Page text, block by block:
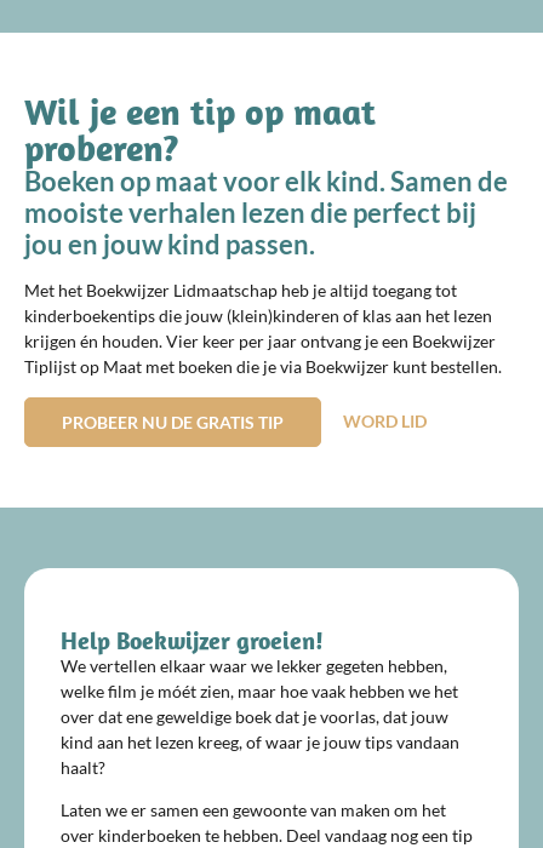
Wil je een tip op maat
proberen?
Boeken op maat voor elk kind. Samen de
mooiste verhalen lezen die perfect bij
jou en jouw kind passen.
Met het Boekwijzer Lidmaatschap heb je altijd toegang tot
kinderboekentips die jouw (klein)kinderen of klas aan het lezen
krijgen én houden. Vier keer per jaar ontvang je een Boekwijzer
Tiplijst op Maat met boeken die je via Boekwijzer kunt bestellen.
PROBEER NU DE GRATIS TIP WORD LID
Help Boekwijzer groeien!
We vertellen elkaar waar we lekker gegeten hebben,
welke film je móét zien, maar hoe vaak hebben we het
over dat ene geweldige boek dat je voorlas, dat jouw
kind aan het lezen kreeg, of waar je jouw tips vandaan
haalt?
Laten we er samen een gewoonte van maken om het
over kinderboeken te hebben. Deel vandaag nog een tip